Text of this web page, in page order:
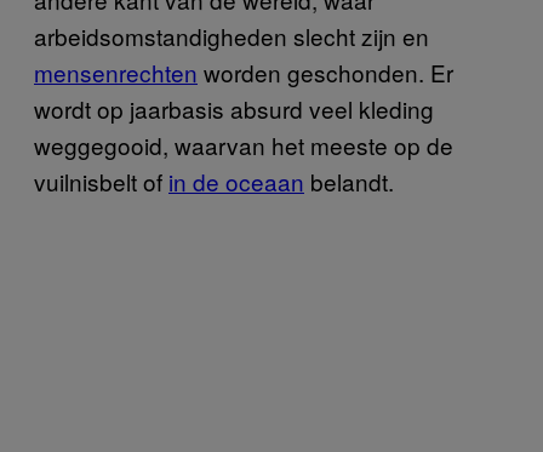
arbeidsomstandigheden slecht zijn en
mensenrechten worden geschonden. Er
wordt op jaarbasis absurd veel kleding
weggegooid, waarvan het meeste op de
vuilnisbelt of in de oceaan belandt.